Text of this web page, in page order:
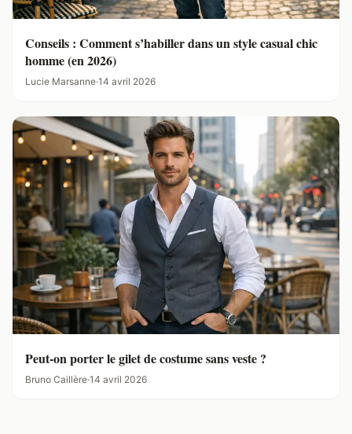
Conseils : Comment s’habiller dans un style casual chic
homme (en 2026)
Lucie Marsanne·14 avril 2026
Peut-on porter le gilet de costume sans veste ?
Bruno Caillère·14 avril 2026